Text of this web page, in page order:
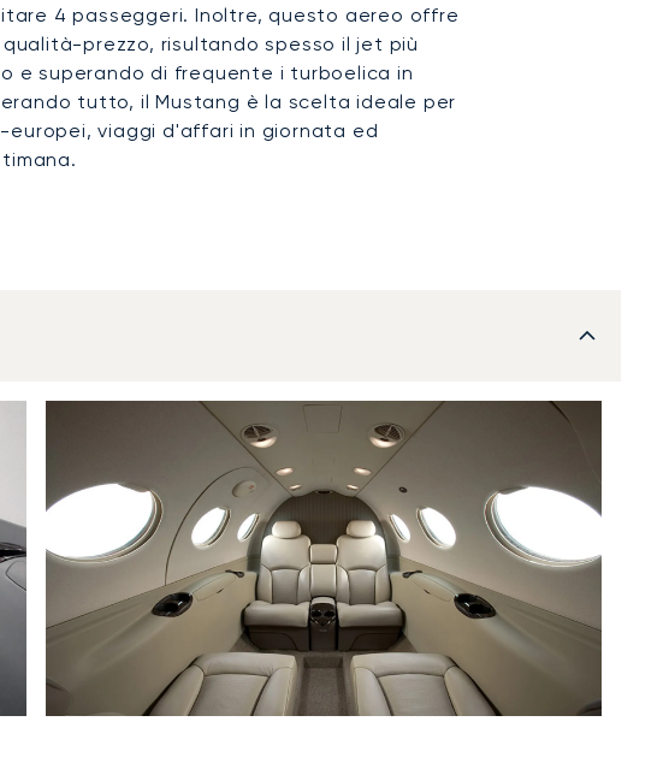
4 passeggeri. Inoltre, questo aereo offre
prezzo, risultando spesso il jet più
e superando di frequente i turboelica in
tutto, il Mustang è la scelta ideale per
viaggi d'affari in giornata ed